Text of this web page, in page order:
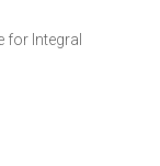
for Integral